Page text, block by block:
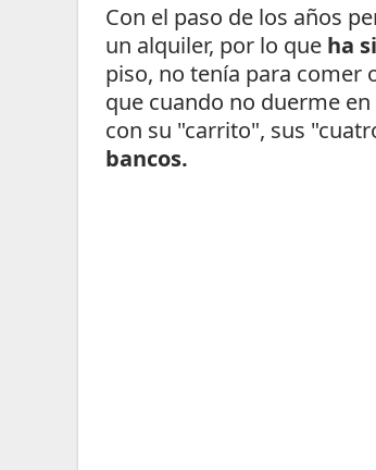
Con el paso de los años
un alquiler, por lo que ha
piso, no tenía para comer
que cuando no duerme
con su "carrito", sus
bancos.